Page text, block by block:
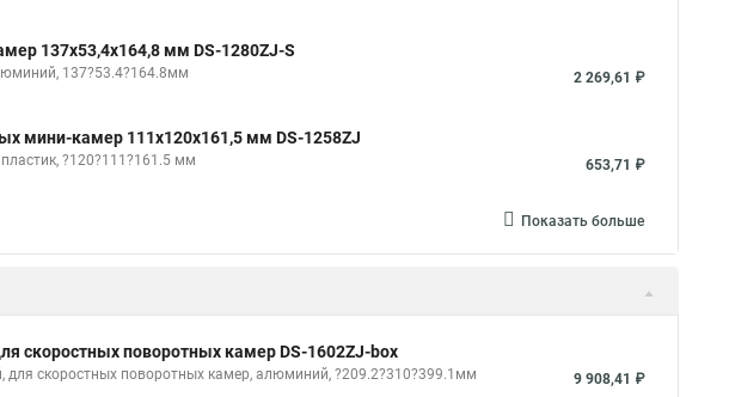
137x53,4x164,8 мм DS-1280ZJ-S
137?53.4?164.8мм 2 269,61 ₽
мини-камер 111x120x161,5 мм DS-1258ZJ
?120?111?161.5 мм 653,71 ₽
Показать больше
скоростных поворотных камер DS-1602ZJ-box
скоростных поворотных камер, алюминий, ?209.2?310?399.1мм 9 908,41 ₽